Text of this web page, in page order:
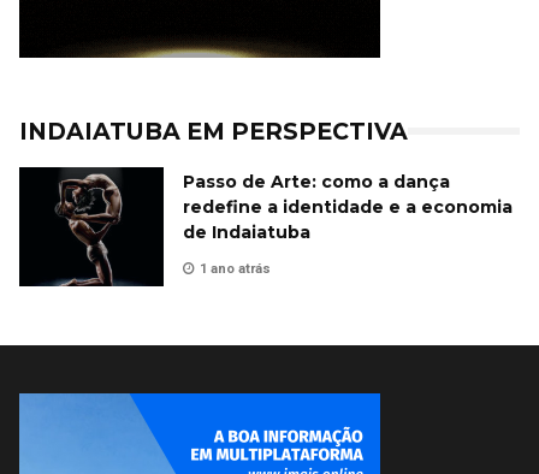
INDAIATUBA EM PERSPECTIVA
Passo de Arte: como a dança
redefine a identidade e a economia
de Indaiatuba
1 ano atrás